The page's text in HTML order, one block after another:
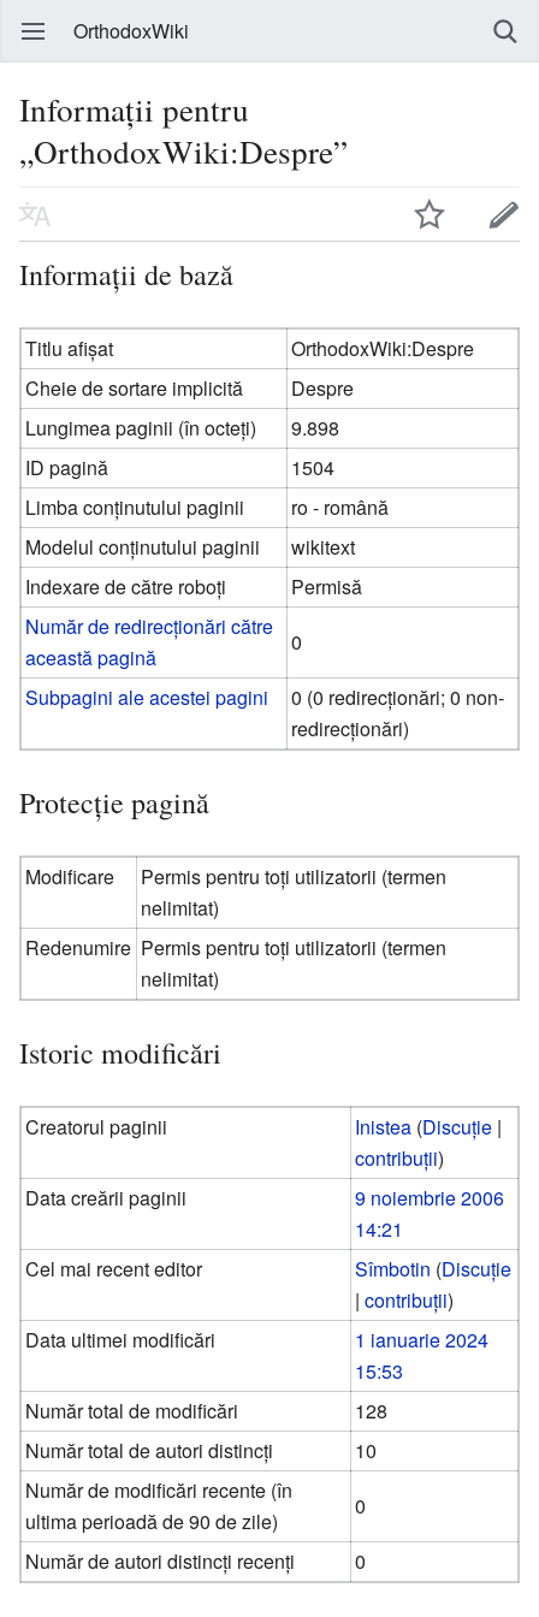
OrthodoxWiki
Informații pentru
„OrthodoxWiki:Despre”
Informații de bază
Titlu afișat
OrthodoxWiki:Despre
Cheie de sortare implicită
Despre
Lungimea paginii (în octeți)
9.898
ID pagină
1504
Limba conținutului paginii
ro - română
Modelul conținutului paginii
wikitext
Indexare de către roboți
Permisă
Număr de redirecționări către
această pagină
0
Subpagini ale acestei pagini
0 (0 redirecționări; 0 non-
redirecționări)
Protecție pagină
Modificare
Permis pentru toți utilizatorii (termen
nelimitat)
Redenumire Permis pentru toți utilizatorii (termen
nelimitat)
Istoric modificări
Creatorul paginii Inistea (Discuție |
contribuții)
Data creării paginii
9 noiembrie 2006
14:21
Cel mai recent editor
Sîmbotin (Discuție
|contribuții)
Data ultimei modificări
1 ianuarie 2024
15:53
Număr total de modificări
128
Număr total de autori distincți
10
Număr de modificări recente (în
ultima perioadă de 90 de zile)
0
Număr de autori distincți recenți
0